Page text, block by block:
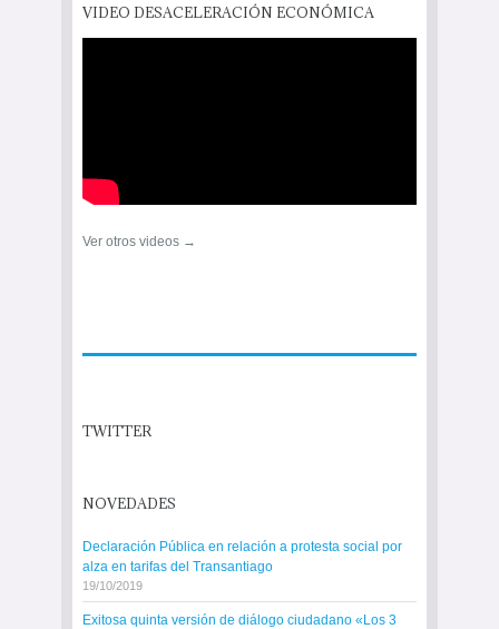
VIDEO DESACELERACIÓN ECONÓMICA
Ver otros videos →
TWITTER
NOVEDADES
Declaración Pública en relación a protesta social por
alza en tarifas del Transantiago
19/10/2019
Exitosa quinta versión de diálogo ciudadano «Los 3